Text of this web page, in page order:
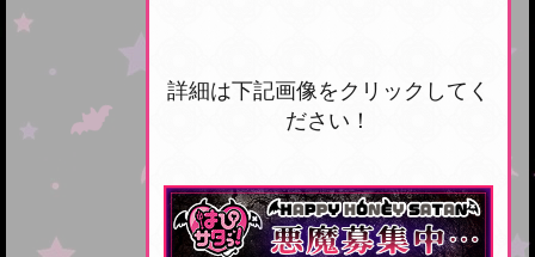
詳細は下記画像をクリックしてく
ださい！